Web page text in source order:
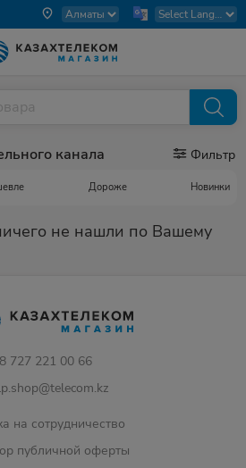
канала Фильтр
Дороже Новинки
не нашли по Вашему
8 727 221 00 66
на сотрудничество
публичной оферты